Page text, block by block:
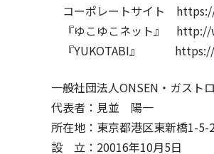
コーポレートサイト
『ゆこゆこネット』 http://
『YUKOTABI』
一般社団法人ONSEN・ガスト
代表者：見並 陽一
所在地：東京都港区東新橋1-
設 立：20016年10月5日